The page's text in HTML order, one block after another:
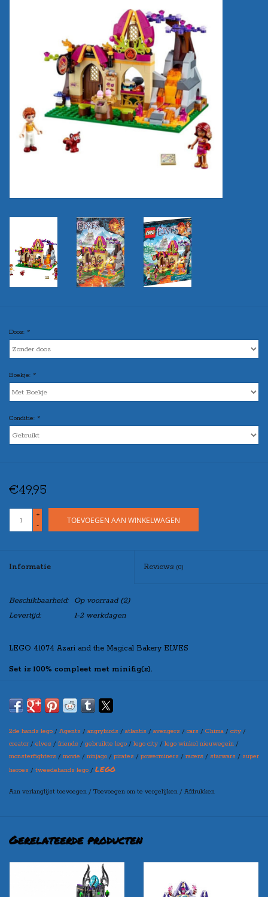
Doos: *
Boekje: *
Conditie: *
€49,95
+
-
TOEVOEGEN AAN WINKELWAGEN
Informatie Reviews (0)
Beschikbaarheid: Op voorraad(2)
Levertijd:
1-2 werkdagen
LEGO 41074 Azari and the Magical Bakery ELVES
Set is 100% compleet met minifig(s).
in een blanco doos, zo kunt u de set toch leuk cadeau doen!
Maak bovenaan uw selectie in welke variant u de set wilt
ontvangen
(let op: er kan een prijswijziging ontstaan per variant)
2de hands lego / Agents / angrybirds / atlantis / avengers / cars / Chima / city /
creator / elves / friends / gebruikte lego / lego city / lego winkel nieuwegein /
monsterfighters / movie / ninjago / pirates / powerminers / racers / starwars / super
heroes / tweedehands lego / LEGO
Aan verlanglijst toevoegen / Toevoegen om te vergelijken / Afdrukken
Gerelateerde producten